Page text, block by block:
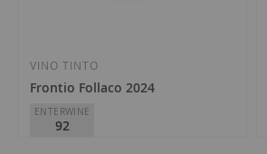
VINO TINTO
Frontio Follaco 2024
ENTERWINE
92